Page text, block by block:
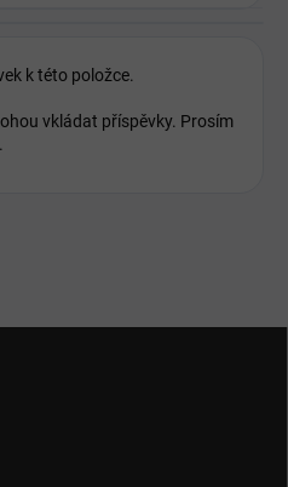
k této položce.
vkládat příspěvky. Prosím
.